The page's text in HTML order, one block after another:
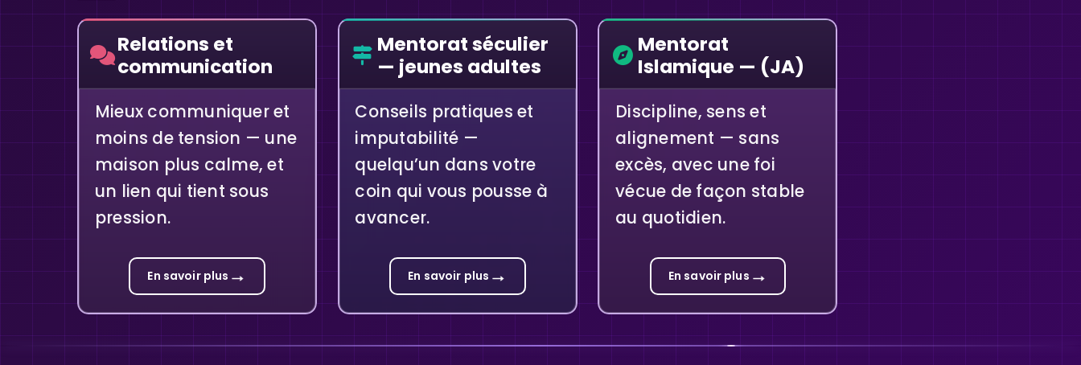
Relations et
communication
Mieux communiquer et
moins de tension — une
maison plus calme, et
un lien qui tient sous
pression.
En savoir plus →
Mentorat séculier
— jeunes adultes
Conseils pratiques et
imputabilité —
quelqu’un dans votre
coin qui vous pousse à
avancer.
En savoir plus →
Mentorat
Islamique — (JA)
Discipline, sens et
alignement — sans
excès, avec une foi
vécue de façon stable
au quotidien.
En savoir plus →